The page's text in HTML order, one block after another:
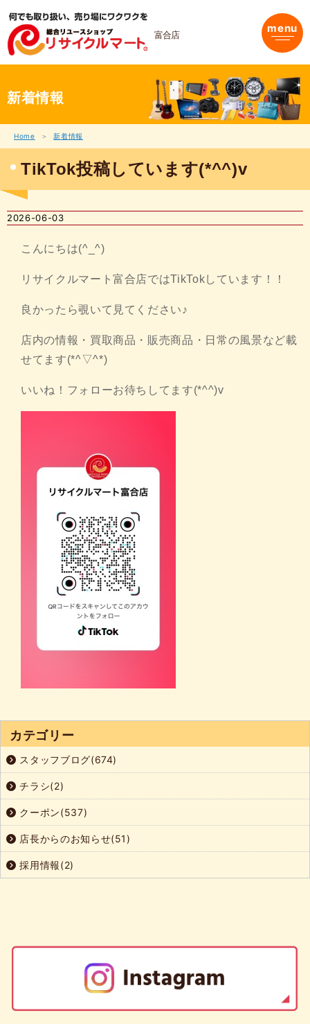
ス
富合店 menu
新着情報
Home 新着情報
TikTok投稿しています(*^^)v
2026-06-03
こんにちは(^_^)
リサイクルマート富合店ではTikTokしています！！
良かったら覗いて見てください♪
店内の情報・買取商品・販売商品・日常の風景など載
せてます(*^▽^*)
いいね！フォローお待ちしてます(*^^)v
カテゴリー
スタッフブログ(674)
チラシ(2)
クーポン(537)
店長からのお知らせ(51)
採用情報(2)